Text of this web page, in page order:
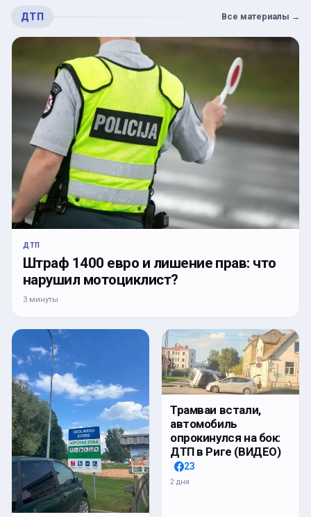
ДТП Все материалы →
ДТП
Штраф 1400 евро и лишение прав: что
нарушил мотоциклист?
3 минуты
Трамваи встали,
автомобиль
опрокинулся на бок:
ДТП в Риге (ВИДЕО)
23
2 дня